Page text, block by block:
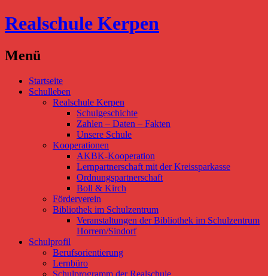
Realschule Kerpen
Menü
Direkt
zum
Startseite
Schulleben
Realschule Kerpen
Schulgeschichte
Zahlen – Daten – Fakten
Unsere Schule
Kooperationen
AKBK-Kooperation
Lernpartnerschaft mit der Kreissparkasse
Ordnungspartnerschaft
Boll & Kirch
Förderverein
Bibliothek im Schulzentrum
Veranstaltungen der Bibliothek im Schulzentrum
Horrem/Sindorf
Schulprofil
Berufsorientierung
Lernbüro
Schulprogramm der Realschule